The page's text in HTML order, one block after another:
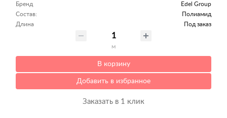
Бренд
Edel Group
Состав:
Полиамид
Длина
Под заказ
м
В корзину
Добавить в избранное
Заказать в 1 клик